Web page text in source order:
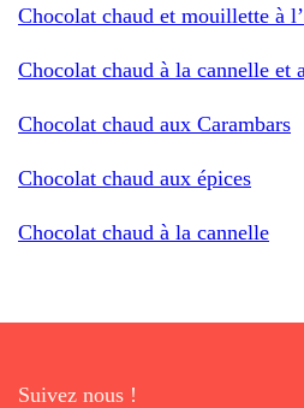
Chocolat chaud et mouillette à
Chocolat chaud à la cannelle et
Chocolat chaud aux Carambars
Chocolat chaud aux épices
Chocolat chaud à la cannelle
Suivez nous !